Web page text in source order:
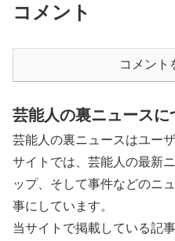
コメント
コメント
芸能人の裏ニュースに
芸能人の裏ニュースはユー
サイトでは、芸能人の最新
ップ、そして事件などのニ
事にしています。
当サイトで掲載している記